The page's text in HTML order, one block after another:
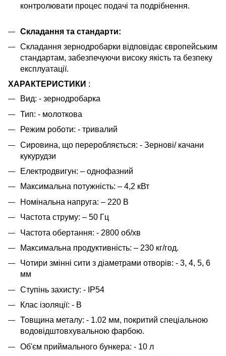
контролювати процес подачі та подрібнення.
Складання та стандарти:
Складання зернодробарки відповідає європейським
стандартам, забезпечуючи високу якість та безпеку
експлуатації.
ХАРАКТЕРИСТИКИ :
Вид: - зернодробарка
Тип: - молоткова
Режим роботи: - тривалий
Сировина, що переробляється: - Зернові/ качани
кукурудзи
Електродвигун: – однофазний
Максимальна потужність: – 4,2 кВт
Номінальна напруга: – 220 В
Частота струму: – 50 Гц
Частота обертання: - 2800 об/хв
Максимальна продуктивність: – 230 кг/год.
Чотири змінні сити з діаметрами отворів: - 3, 4, 5, 6
мм
Ступінь захисту: - IP54
Клас ізоляції: - В
Товщина металу: - 1.02 мм, покритий спеціальною
водовідштовхувальною фарбою.
Об'єм приймального бункера: - 10 л